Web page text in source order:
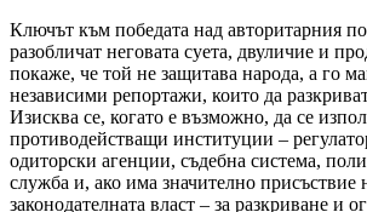
Ключът към победата над авторитарния
разобличат неговата суета, двуличие и
покаже, че той не защитава народа, а го
независими репортажи, които да
Изисква се, когато е възможно, да се
противодействащи институции –
одиторски агенции, съдебна система,
служба и, ако има значително присъствие
законодателната власт – за разкриване и